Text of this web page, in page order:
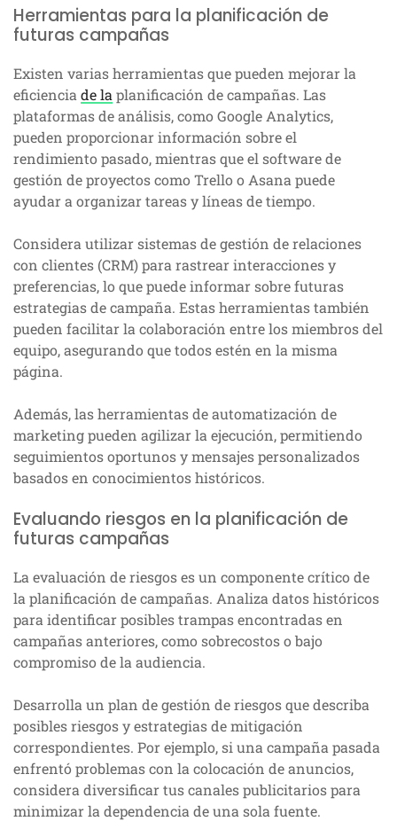
Herramientas para la planificación de
futuras campañas
Existen varias herramientas que pueden mejorar la
eficiencia de la planificación de campañas. Las
plataformas de análisis, como Google Analytics,
pueden proporcionar información sobre el
rendimiento pasado, mientras que el software de
gestión de proyectos como Trello o Asana puede
ayudar a organizar tareas y líneas de tiempo.
Considera utilizar sistemas de gestión de relaciones
con clientes (CRM) para rastrear interacciones y
preferencias, lo que puede informar sobre futuras
estrategias de campaña. Estas herramientas también
pueden facilitar la colaboración entre los miembros del
equipo, asegurando que todos estén en la misma
página.
Además, las herramientas de automatización de
marketing pueden agilizar la ejecución, permitiendo
seguimientos oportunos y mensajes personalizados
basados en conocimientos históricos.
Evaluando riesgos en la planificación de
futuras campañas
La evaluación de riesgos es un componente crítico de
la planificación de campañas. Analiza datos históricos
para identificar posibles trampas encontradas en
campañas anteriores, como sobrecostos o bajo
compromiso de la audiencia.
Desarrolla un plan de gestión de riesgos que describa
posibles riesgos y estrategias de mitigación
correspondientes. Por ejemplo, si una campaña pasada
enfrentó problemas con la colocación de anuncios,
considera diversificar tus canales publicitarios para
minimizar la dependencia de una sola fuente.